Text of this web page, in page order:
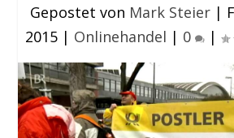
Gepostet von Mark Steier|
2015| Onlinehandel | 0 |